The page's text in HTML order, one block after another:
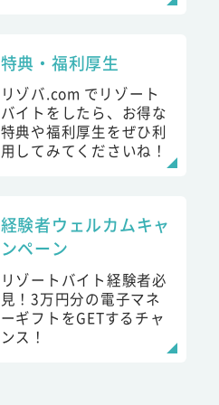
特典・福利厚生
リゾバ.com でリゾート
バイトをしたら、お得な
特典や福利厚生をぜひ利
用してみてくださいね！
経験者ウェルカムキャ
ンペーン
リゾートバイト経験者必
見！3万円分の電子マネ
ーギフトをGETするチャ
ンス！